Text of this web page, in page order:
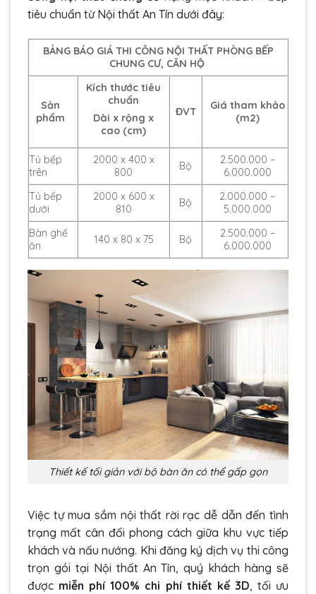
tiêu chuẩn từ Nội thất An Tín dưới đây:
BẢNG BÁO GIÁ THI CÔNG NỘI THẤT PHÒNG BẾP
CHUNG CƯ, CĂN HỘ
Sản
phẩm
Kích thước tiêu
chuẩn
Dài x rộng x
cao (cm)
ĐVT
Giá tham khảo
(m2)
Tủ bếp
trên
2000 x 400 x
800
Bộ
2.500.000 –
6.000.000
Tủ bếp
dưới
2000 x 600 x
810
Bộ
2.000.000 –
5.000.000
Bàn ghế
ăn
140 x 80 x 75 Bộ
2.500.000 –
6.000.000
Thiết kế tối giản với bộ bàn ăn có thể gấp gọn
Việc tự mua sắm nội thất rời rạc dễ dẫn đến tình
trạng mất cân đối phong cách giữa khu vực tiếp
khách và nấu nướng. Khi đăng ký dịch vụ thi công
trọn gói tại Nội thất An Tín, quý khách hàng sẽ
được miễn phí 100% chi phí thiết kế 3D, tối ưu